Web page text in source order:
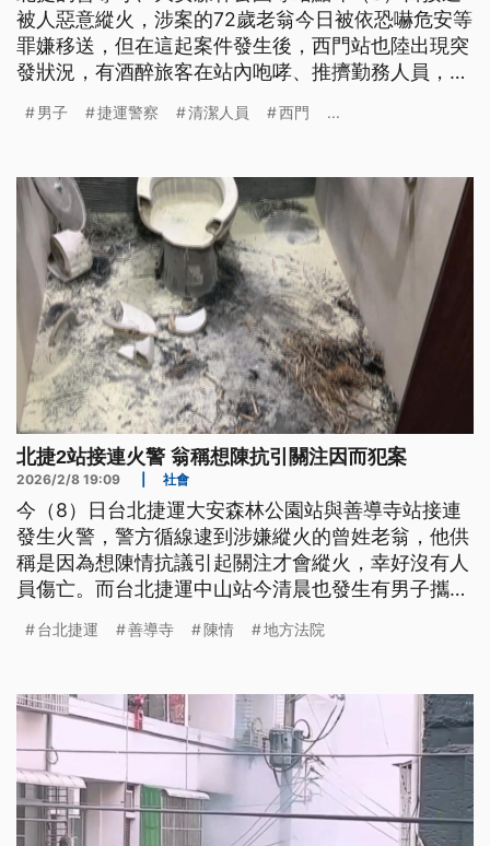
被人惡意縱火，涉案的72歲老翁今日被依恐嚇危安等
罪嫌移送，但在這起案件發生後，西門站也陸出現突
發狀況，有酒醉旅客在站內咆哮、推擠勤務人員，被
喊要相關單位開除他。
男子 捷運警察 清潔人員 西門 ...
北捷2站接連火警 翁稱想陳抗引關注因而犯案
2026/2/8 19:09 社會
今（8）日台北捷運大安森林公園站與善導寺站接連
發生火警，警方循線逮到涉嫌縱火的曾姓老翁，他供
稱是因為想陳情抗議引起關注才會縱火，幸好沒有人
員傷亡。而台北捷運中山站今清晨也發生有男子攜帶
台北捷運 善導寺 陳情 地方法院